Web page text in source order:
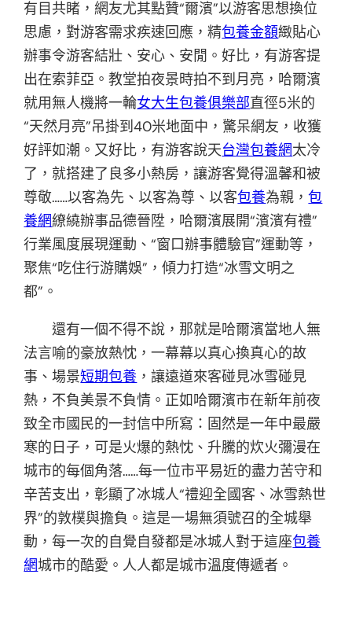
有目共睹，網友尤其點贊“爾濱”以游客思想換位
思慮，對游客需求疾速回應，精包養金額緻貼心
辦事令游客結壯、安心、安閒。好比，有游客提
出在索菲亞。教堂拍夜景時拍不到月亮，哈爾濱
就用無人機將一輪女大生包養俱樂部直徑5米的
“天然月亮”吊掛到40米地面中，驚呆網友，收獲
好評如潮。又好比，有游客說天台灣包養網太冷
了，就搭建了良多小熱房，讓游客覺得溫馨和被
尊敬……以客為先、以客為尊、以客包養為親，包
養網繚繞辦事品德晉陞，哈爾濱展開“濱濱有禮”
行業風度展現運動、“窗口辦事體驗官”運動等，
聚焦“吃住行游購娛”，傾力打造“冰雪文明之
都”。
還有一個不得不說，那就是哈爾濱當地人無
法言喻的豪放熱忱，一幕幕以真心換真心的故
事、場景短期包養 ，讓遠道來客碰見冰雪碰見
熱，不負美景不負情。正如哈爾濱市在新年前夜
致全市國民的一封信中所寫：固然是一年中最嚴
寒的日子，可是火爆的熱忱、升騰的炊火彌漫在
城市的每個角落……每一位市平易近的盡力苦守和
辛苦支出，彰顯了冰城人“禮迎全國客、冰雪熱世
界”的敦樸與擔負。這是一場無須號召的全城舉
動，每一次的自覺自發都是冰城人對于這座包養
網城市的酷愛。人人都是城市溫度傳遞者。